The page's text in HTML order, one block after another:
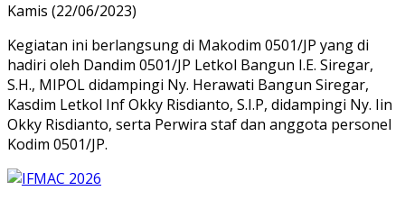
Kamis (22/06/2023)
Kegiatan ini berlangsung di Makodim 0501/JP yang di
hadiri oleh Dandim 0501/JP Letkol Bangun I.E. Siregar,
S.H., MIPOL didampingi Ny. Herawati Bangun Siregar,
Kasdim Letkol Inf Okky Risdianto, S.I.P, didampingi Ny. Iin
Okky Risdianto, serta Perwira staf dan anggota personel
Kodim 0501/JP.